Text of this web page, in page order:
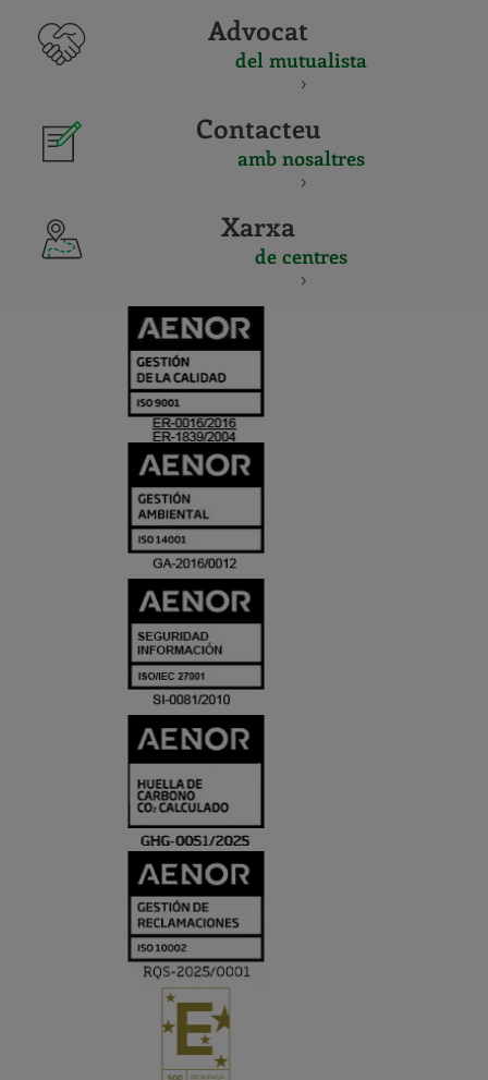
Advocat
del mutualista
Contacteu
amb nosaltres
Xarxa
de centres